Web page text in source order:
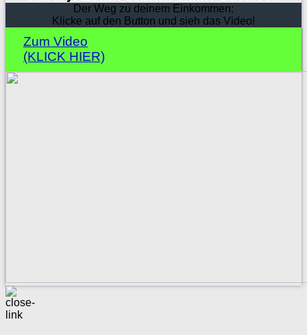
Der Weg zu deinem Einkommen:
Klicke auf den Button und sieh das Video!
Zum Video
(KLICK HIER)